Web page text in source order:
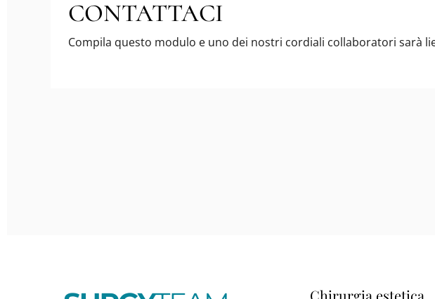
CONTATTACI
Compila questo modulo e uno dei nostri cordiali collaboratori sarà